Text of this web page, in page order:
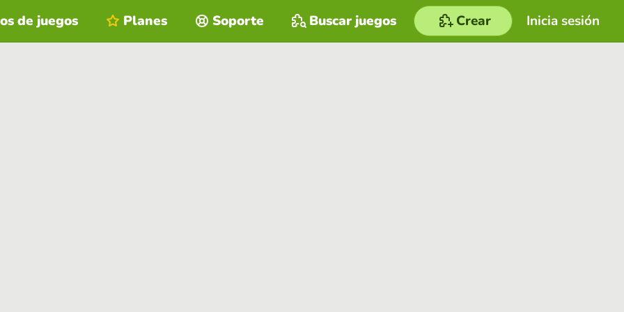
Inicia sesión
de juegos Planes Soporte Buscar juegos Crear